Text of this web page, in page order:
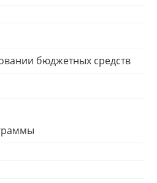
бюджетных средств